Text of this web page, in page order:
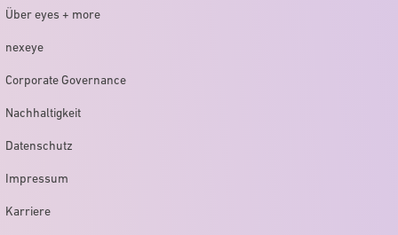
Über eyes + more
nexeye
Corporate Governance
Nachhaltigkeit
Datenschutz
Impressum
Karriere